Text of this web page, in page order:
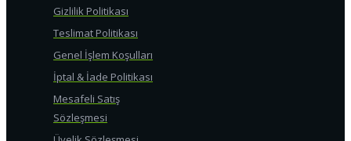
Gizlilik Politikası
Teslimat Politikası
Genel İşlem Koşulları
İptal & İade Politikası
Mesafeli Satış
Sözleşmesi